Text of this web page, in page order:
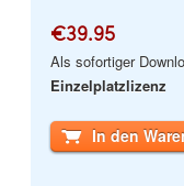
€39.95
Als sofortiger
Einzelplatzlizenz
In den